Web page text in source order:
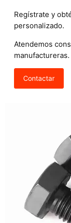
Regístrate y
personalizado.
Atendemos
manufactureras.
Contactar